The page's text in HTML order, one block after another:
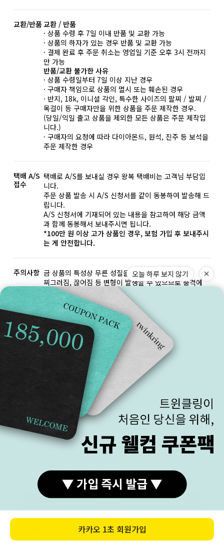
구매하기
교환/반품 교환 / 반품
· 상품 수령 후 7일 이내 반품 및 교환 가능
· 상품의 하자가 있는 경우 반품 및 교환 가능
· 결제 완료 후 주문 취소는 영업일 기준 오후 3시 전까지
만 가능
반품/교환 불가한 사유
· 상품 수령일부터 7일 이상 지난 경우
· 구매자 책임으로 상품의 멸시 또는 훼손된 경우
· 반지, 18k, 이니셜 각인, 특수한 사이즈의 팔찌 / 발찌 /
목걸이 등 구매자만을 위한 상품을 주문 제작한 경우.
(당일/익일 출고 상품을 제외한 모든 상품은 주문 제작입
니다.)
· 구매자의 요청에 따라 다이아몬드, 원석, 진주 등 보석을
주문 제작한 경우
택배 A/S
접수
택배로 A/S를 보내실 경우 왕복 택배비는 고객님 부담입
니다.
주문 상품 발송 시 A/S 신청서를 같이 동봉하여 발송해 드
립니다.
A/S 신청서에 기재되어 있는 내용을 참고하여 해당 금액
과 함께 동봉해서 보내주시면 됩니다.
*100만 원 이상 고가 상품인 경우, 보험 가입 후 보내주시
는 게 안전합니다.
주의사항 금 상품의 특성상 무른 성질을 가지고 있습니다.
찌그러짐, 끊어짐 등 변형이 발생할 수 있으므로 충격에
유의하여 사용해 주세요.
이러한 변경은 기간과 횟수에 상관없이 무상으로 A/S가
가능합니다.(왕복 택배비 본인 부담)
*화이트 골드는 제작 후 마무리 단계에 도금이 들어가게
됩니다.
착용자의 관리에 따라 도금이 벗겨질 수 있으며 추가 도금
작업이 가능합니다.(추가 요금 발생)
해상도
· 모니터 해상도에 따라 실제 색상과 차이가 있을 수 있습
(제품의 이미지는 자연광, 촬영 조명등에 의해 제품 색상
이 다르게 보일 수 있습니다)
· 로즈 골드 색상의 경우 금속 배합 과정이 수작업으로 이
루어지기 때문에 미세한 톤의 차이가 있을 수 있습니다.
· 주얼리의 특성상 세팅된 원석의 모양, 크기, 컬러가 다를
수 있습니다.
밝기로 상품을 확인 하실 수 있습니다.
저작권
본 홈페이지 내의 모든 이미지, 문구, 콘텐츠 등에 대한 권
리를 트윈클링에 있으며,
저작권 및 디자인 보호법에 의거하여 허가 없이 무단 사용
오늘 하루 보지 않기
카카오 1초 회원가입